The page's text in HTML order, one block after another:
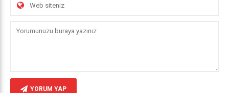
YORUM YAP